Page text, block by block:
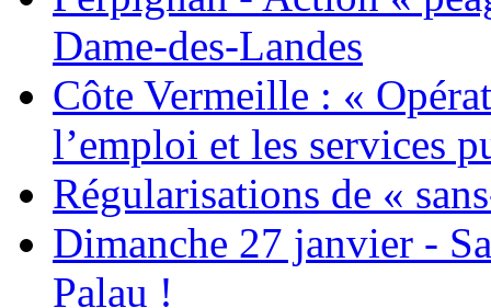
Dame-des-Landes
Côte Vermeille : «
l’emploi et les services
Régularisations de «
Dimanche 27 janvier -
Palau !